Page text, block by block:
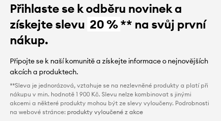
Přihlaste se k odběru novinek a
získejte slevu 20 %** na svůj první
nákup.
Připojte se k naší komunitě a získejte informace o nejnovějších
akcích a produktech.
**Sleva je jednorázová, vztahuje se na nezlevněné produkty a platí při
nákupu v min. hodnotě 1 900 Kč. Slevu nelze kombinovat s jinými
akcemi a některé produkty mohou být ze slevy vyloučeny. Podrobnosti
na webové stránce: produkty vyloučené z akce